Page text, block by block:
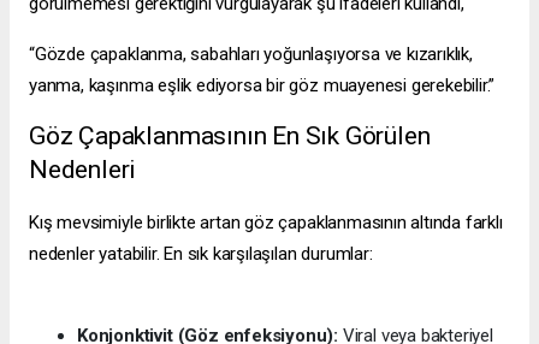
“Gözde çapaklanma, sabahları yoğunlaşıyorsa ve kızarıklık,
yanma, kaşınma eşlik ediyorsa bir göz muayenesi gerekebilir.”
Göz Çapaklanmasının En Sık Görülen
Nedenleri
Kış mevsimiyle birlikte artan göz çapaklanmasının altında farklı
nedenler yatabilir. En sık karşılaşılan durumlar:
Konjonktivit (Göz enfeksiyonu): Viral veya bakteriyel